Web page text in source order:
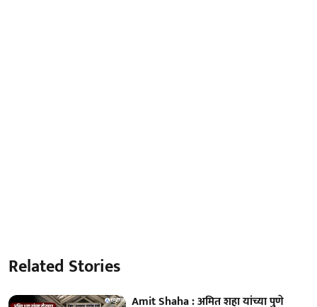
Related Stories
Amit Shaha : अमित शहा यांच्या पुणे